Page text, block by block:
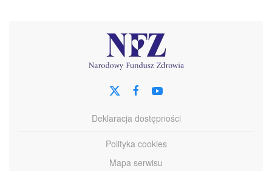
Deklaracja dostępności
Polityka cookies
Mapa serwisu